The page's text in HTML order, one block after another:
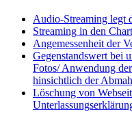
Audio-Streaming legt
Streaming in den
Angemessenheit der
Gegenstandswert bei
Fotos/ Anwendung
hinsichtlich der
Löschung von